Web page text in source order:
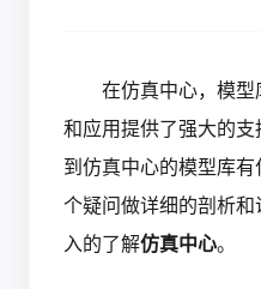
在仿真中心，模
和应用提供了强大的
到仿真中心的模型库
个疑问做详细的剖析
入的了解仿真中心。